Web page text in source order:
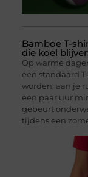
Bamboe T-
die koel
Op warme
een standaard
worden, aan je
een paar uur
gebeurt
tijdens een